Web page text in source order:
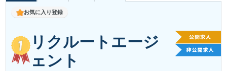
お気に入り登録
リクルートエージ
ェント